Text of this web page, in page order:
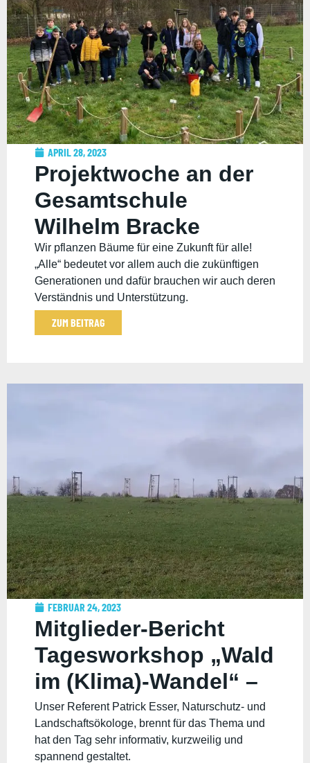
APRIL 28, 2023
Projektwoche an der
Gesamtschule
Wilhelm Bracke
Wir pflanzen Bäume für eine Zukunft für alle!
„Alle“ bedeutet vor allem auch die zukünftigen
Generationen und dafür brauchen wir auch deren
Verständnis und Unterstützung.
ZUM BEITRAG
FEBRUAR 24, 2023
Mitglieder-Bericht
Tagesworkshop „Wald
im (Klima)-Wandel“ –
Wohllebens
Waldakademie
Unser Referent Patrick Esser, Naturschutz- und
Landschaftsökologe, brennt für das Thema und
hat den Tag sehr informativ, kurzweilig und
spannend gestaltet.